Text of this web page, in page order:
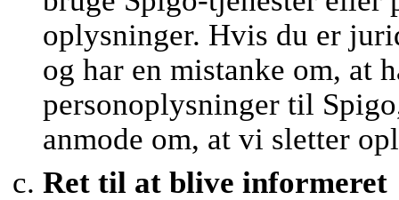
oplysninger. Hvis du er
og har en mistanke om, at
personoplysninger til
anmode om, at vi sletter
Ret til at blive informeret